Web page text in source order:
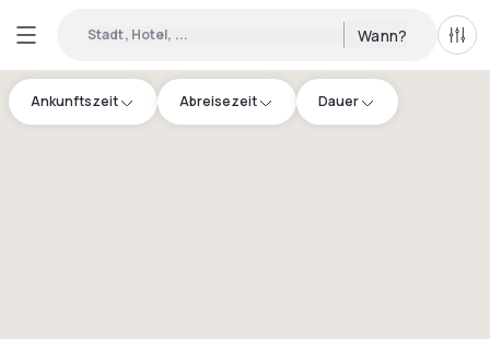
Stadt, Hotel, ... Wann? Alle
Ankunftszeit Abreisezeit Dauer